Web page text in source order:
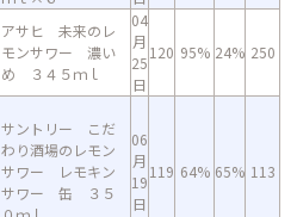
アサヒ 未来のレ
モンサワー 濃い
め ３４５ｍｌ
04
月
25
日
120 95% 24% 250
サントリー こだ
わり酒場のレモン
サワー レモキン
サワー 缶 ３５
06
月
19
日
119 64% 65% 113